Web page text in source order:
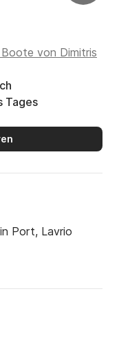
Boote von Dimitris
Tages
Port, Lavrio